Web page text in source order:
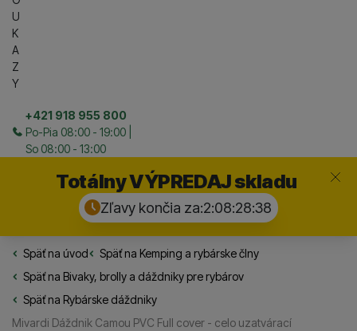
U
K
A
Z
Y
+421 918 955 800
Po-Pia 08:00 - 19:00 |
So 08:00 - 13:00
Totálny VÝPREDAJ skladu
Zľavy končia za:2:08:28:37
Zavrieť
Späť na úvodRybarske.sk
Späť na Kemping a rybárske člny
Späť na Bivaky, brolly a dáždniky pre rybárov
Späť na Rybárske dáždniky
Mivardi Dáždnik Camou PVC Full cover - celo uzatvárací